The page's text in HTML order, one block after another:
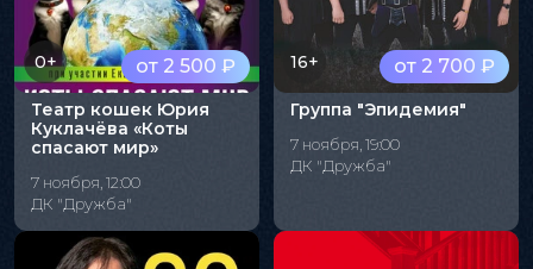
от 2 500 ₽
0+
Театр кошек Юрия
Куклачёва «Коты
спасают мир»
7 ноября, 12:00
ДК "Дружба"
от 2 700 ₽
16+
Группа "Эпидемия"
7 ноября, 19:00
ДК "Дружба"